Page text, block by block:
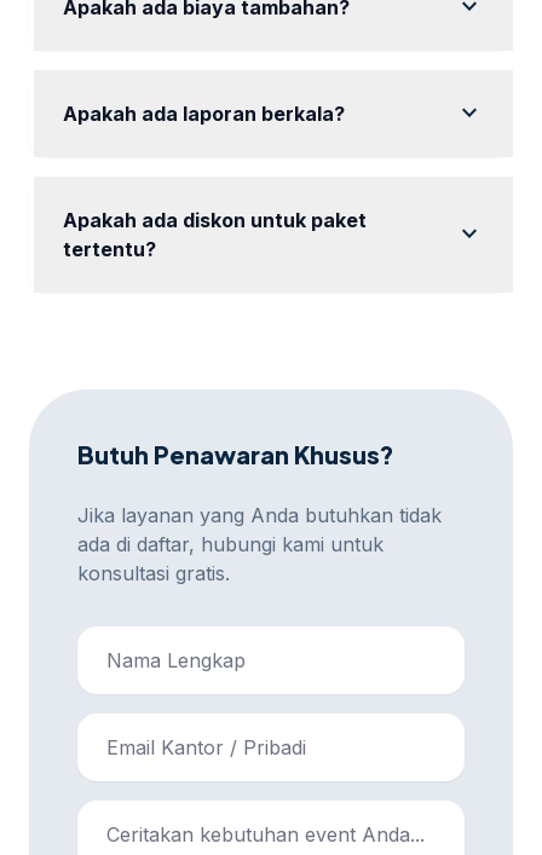
Apakah ada biaya tambahan? expand_more
Apakah ada laporan berkala? expand_more
Apakah ada diskon untuk paket
tertentu?
expand_more
Butuh Penawaran Khusus?
Jika layanan yang Anda butuhkan tidak
ada di daftar, hubungi kami untuk
konsultasi gratis.